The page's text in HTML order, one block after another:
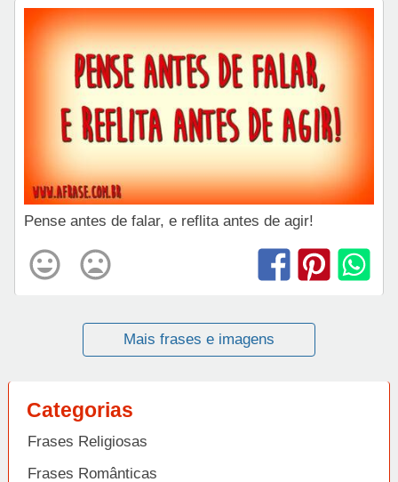
Pense antes de falar, e reflita antes de agir!
Mais frases e imagens
Categorias
Frases Religiosas
Frases Românticas